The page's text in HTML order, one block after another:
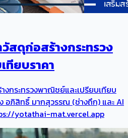
สดุก่อสร้างกระทรวง
ทียบราคา
งกระทรวงพาณิชย์และเปรียบเทียบ
อภิสิทธิ์ มากสุวรรณ (ช่างถึก) และ AI
yotathai-mat.vercel.app